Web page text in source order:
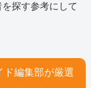
探す参考にして
ド編集部が厳選